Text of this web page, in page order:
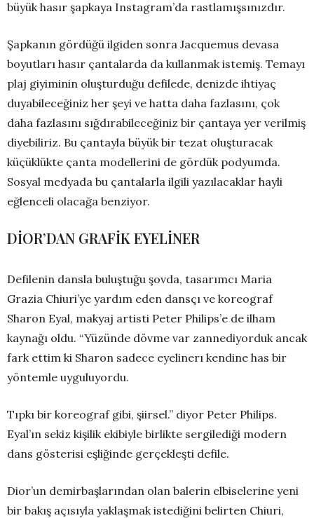
büyük hasır şapkaya Instagram’da rastlamışsınızdır.
Şapkanın gördüğü ilgiden sonra Jacquemus devasa
boyutları hasır çantalarda da kullanmak istemiş. Temayı
plaj giyiminin oluşturduğu defilede, denizde ihtiyaç
duyabileceğiniz her şeyi ve hatta daha fazlasını, çok
daha fazlasını sığdırabileceğiniz bir çantaya yer verilmiş
diyebiliriz. Bu çantayla büyük bir tezat oluşturacak
küçüklükte çanta modellerini de gördük podyumda.
Sosyal medyada bu çantalarla ilgili yazılacaklar hayli
eğlenceli olacağa benziyor.
DİOR’DAN GRAFİK EYELİNER
Defilenin dansla buluştuğu şovda, tasarımcı Maria
Grazia Chiuri’ye yardım eden dansçı ve koreograf
Sharon Eyal, makyaj artisti Peter Philips’e de ilham
kaynağı oldu. “Yüzünde dövme var zannediyorduk ancak
fark ettim ki Sharon sadece eyelinerı kendine has bir
yöntemle uyguluyordu.
Tıpkı bir koreograf gibi, şiirsel.” diyor Peter Philips.
Eyal’ın sekiz kişilik ekibiyle birlikte sergilediği modern
dans gösterisi eşliğinde gerçekleşti defile.
Dior’un demirbaşlarından olan balerin elbiselerine yeni
bir bakış açısıyla yaklaşmak istediğini belirten Chiuri,